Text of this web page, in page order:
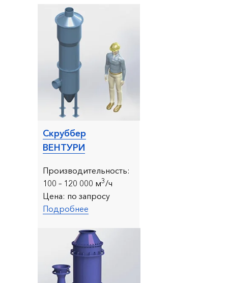
Скруббер
ВЕНТУРИ
Производительность:
100 – 120 000 м3/ч
Цена: по запросу
Подробнее